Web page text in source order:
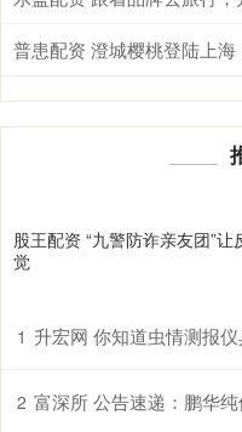
普患配资 澄城樱桃登陆上
股王配资 “九警防诈亲友团”让
觉
1 升宏网 你知道虫情测报
2 富深所 公告速递：鹏华纯债债券基金A类基金